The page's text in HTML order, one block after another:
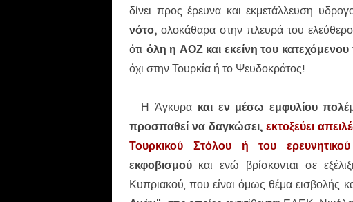
δίνει προς έρευνα και εκμετάλλευση
νότο, ολοκάθαρα στην πλευρά του
ότι όλη η ΑΟΖ και εκείνη του
όχι στην Τουρκία ή το Ψευδοκράτος!
Η Άγκυρα και εν μέσω εμφυλίου
προσπαθεί να δαγκώσει,εκτοξεύει
Τουρκικού Στόλου ή του
εκφοβισμού και ενώ βρίσκονται σε
Κυπριακού, που είναι όμως θέμα εισβολής